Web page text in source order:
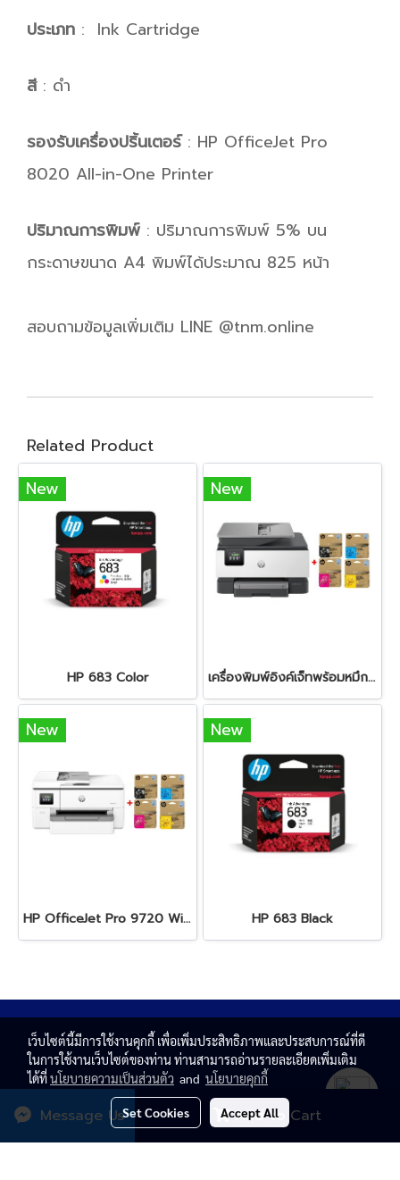
Add to Cart
Message Us
ประเภท : Ink Cartridge
สี: ดำ
รองรับเครื่องปริ้นเตอร์: HP OfficeJet Pro
8020 All-in-One Printer
ปริมาณการพิมพ์ : ปริมาณการพิมพ์ 5% บน
กระดาษขนาด A4 พิมพ์ได้ประมาณ 825 หน้า
สอบถามข้อมูลเพิ่มเติม LINE @tnm.online
Related Product
New
HP 683 Color
New
เครื่องพิมพ์อิงค์เจ็ทพร้อมหมึก HP OfficeJet Pro 9120 + HP 938e BK/C/M/Y
New
HP OfficeJet Pro 9720 Wide Format All-in-One + HP 938e BK/C/M/Y
New
HP 683 Black
© Copyright 2020 All rights reserved. T.N. MAGNATE
เว็บไซต์นี้มีการใช้งานคุกกี้ เพื่อเพิ่มประสิทธิภาพและประสบการณ์ที่ดี
ในการใช้งานเว็บไซต์ของท่าน ท่านสามารถอ่านรายละเอียดเพิ่มเติม
ได้ที่นโยบายความเป็นส่วนตัว and นโยบายคุกกี้
Set Cookies Accept All